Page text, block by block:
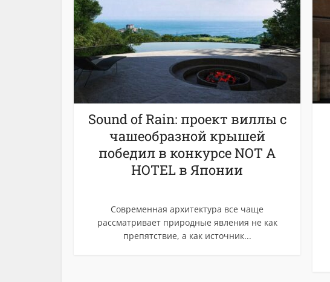
Sound of Rain: проект виллы с
чашеобразной крышей
победил в конкурсе NOT A
HOTEL в Японии
Современная архитектура все чаще
рассматривает природные явления не как
препятствие, а как источник...